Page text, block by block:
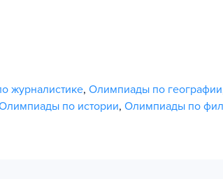
журналистике, Олимпиады по географии
по истории, Олимпиады по